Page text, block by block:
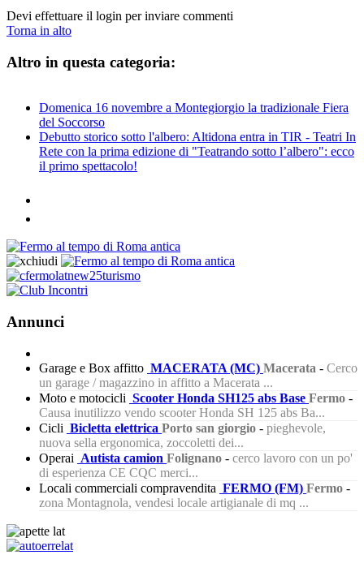
Devi effettuare il login per inviare commenti
Torna in alto
Altro in questa categoria:
Domenica 16 novembre a Montegiorgio la tradizionale Fiera
del Soccorso
Debutto storico sotto l'albero: Altidona entra in TIR - Teatri In
Rete con la prima edizione di "Teatrando sotto l’albero": ecco
il primo spettacolo!
Annunci
Garage e Box affitto MACERATA (MC) Macerata - Cerco
un garage / magazzino in affitto a Macerata ...
Moto e motocicli Scooter Honda SH125 abs Base Fermo -
Causa inutilizzo vendo scooter Honda SH 125 abs Ba...
Cicli Bicletta elettrica Porto san giorgio - pieghevole,
nuova sella ergonomica, zoccoletti dei...
Operai Autista camion Folignano - cerco lavoro con un po'
di esperienza CE CQC merci...
Locali commerciali compravendita FERMO (FM) Fermo -
zona Montagnola, vendesi locale artigianale di mq ...